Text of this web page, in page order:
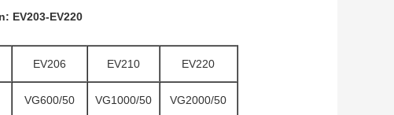
EV203-EV220
EV206 EV210 EV220
VG600/50 VG1000/50 VG2000/50